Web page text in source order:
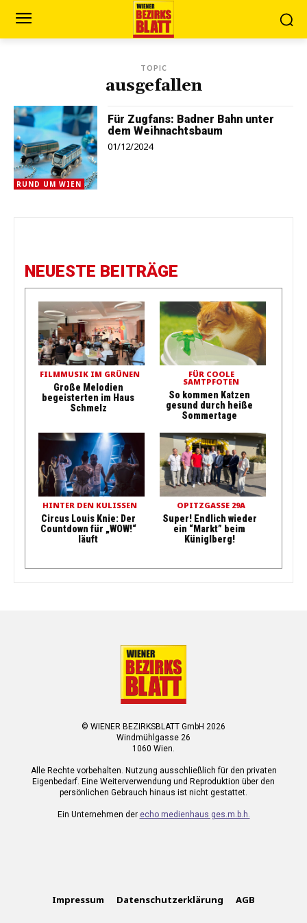
TOPIC
ausgefallen
RUND UM WIEN
Für Zugfans: Badner Bahn unter
dem Weihnachtsbaum
01/12/2024
NEUESTE BEITRÄGE
FILMMUSIK IM GRÜNEN
Große Melodien
begeisterten im Haus
Schmelz
FÜR COOLE
SAMTPFOTEN
So kommen Katzen
gesund durch heiße
Sommertage
HINTER DEN KULISSEN
Circus Louis Knie: Der
Countdown für „WOW!“
läuft
OPITZGASSE 29A
Super! Endlich wieder
ein “Markt” beim
Küniglberg!
© WIENER BEZIRKSBLATT GmbH 2026
Windmühlgasse 26
1060 Wien.
Alle Rechte vorbehalten. Nutzung ausschließlich für den privaten
Eigenbedarf. Eine Weiterverwendung und Reproduktion über den
persönlichen Gebrauch hinaus ist nicht gestattet.
Ein Unternehmen der echo medienhaus ges.m.b.h.
Impressum Datenschutzerklärung AGB